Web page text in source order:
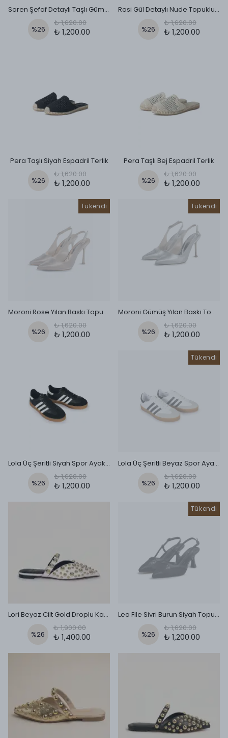
Soren Şefaf Detaylı Taşlı Gümüş Ayakkabı
%26
₺ 1,620.00
₺ 1,200.00
Rosi Gül Detaylı Nude Topuklu Ayakkabı
%26
₺ 1,620.00
₺ 1,200.00
Pera Taşlı Siyah Espadril Terlik
%26
₺ 1,620.00
₺ 1,200.00
Pera Taşlı Bej Espadril Terlik
%26
₺ 1,620.00
₺ 1,200.00
Tükendi
Moroni Rose Yılan Baskı Topuklu Ayakkabı
%26
₺ 1,620.00
₺ 1,200.00
Tükendi
Moroni Gümüş Yılan Baskı Topuklu Ayakkabı
%26
₺ 1,620.00
₺ 1,200.00
Lola Üç Şeritli Siyah Spor Ayakkabı
%26
₺ 1,620.00
₺ 1,200.00
Tükendi
Lola Üç Şeritli Beyaz Spor Ayakkabı
%26
₺ 1,620.00
₺ 1,200.00
Lori Beyaz Cilt Gold Droplu Kadın Terlik - Beyaz
%26
₺ 1,900.00
₺ 1,400.00
Tükendi
Lea File Sivri Burun Siyah Topuklu Ayakkabı
%26
₺ 1,620.00
₺ 1,200.00